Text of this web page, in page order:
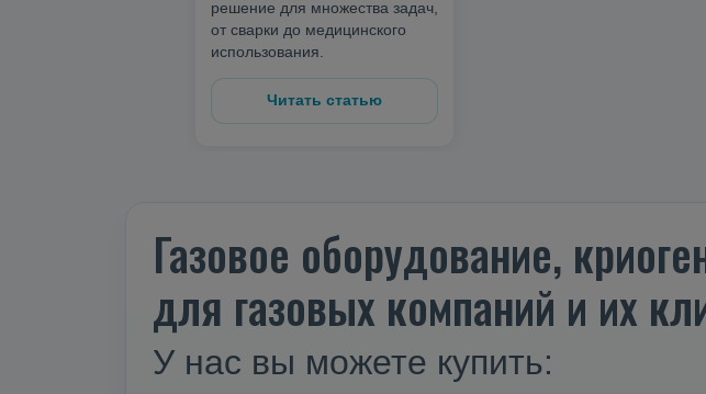
решение для множества задач,
от сварки до медицинского
использования.
Читать статью
Газовое оборудование,
для газовых компаний и их
У нас вы можете купить: